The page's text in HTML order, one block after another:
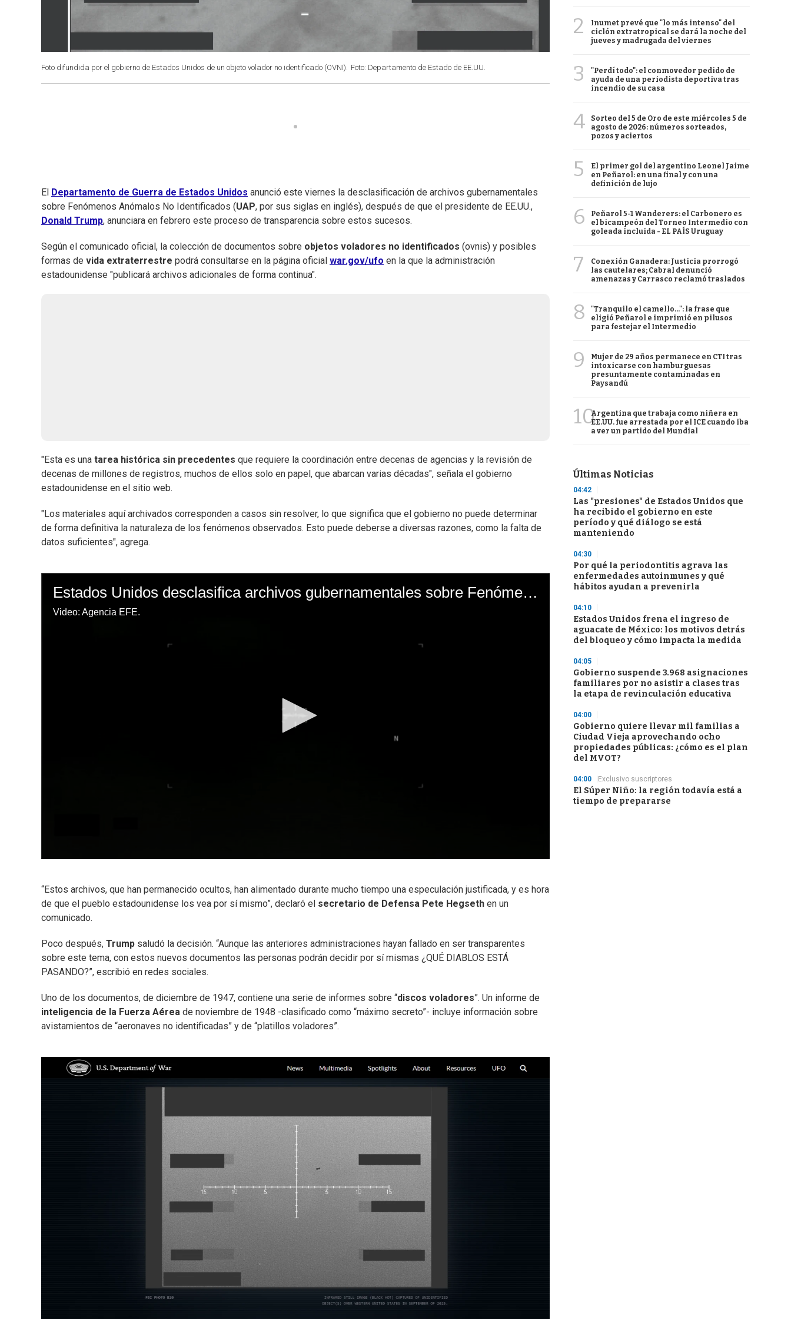
Foto difundida por el gobierno de Estados Unidos de un objeto volador no identificado (OVNI). Foto: Departamento de Estado de EE.UU.
El Departamento de Guerra de Estados Unidos anunció este viernes la desclasificación de archivos gubernamentales
sobre Fenómenos Anómalos No Identificados (UAP, por sus siglas en inglés), después de que el presidente de EE.UU.,
Donald Trump, anunciara en febrero este proceso de transparencia sobre estos sucesos.
Según el comunicado oficial, la colección de documentos sobre objetos voladores no identificados (ovnis) y posibles
formas de vida extraterrestre podrá consultarse en la página oficial war.gov/ufo en la que la administración
estadounidense "publicará archivos adicionales de forma continua".
"Esta es una tarea histórica sin precedentes que requiere la coordinación entre decenas de agencias y la revisión de
decenas de millones de registros, muchos de ellos solo en papel, que abarcan varias décadas", señala el gobierno
estadounidense en el sitio web.
"Los materiales aquí archivados corresponden a casos sin resolver, lo que significa que el gobierno no puede determinar
de forma definitiva la naturaleza de los fenómenos observados. Esto puede deberse a diversas razones, como la falta de
datos suficientes", agrega.
“Estos archivos, que han permanecido ocultos, han alimentado durante mucho tiempo una especulación justificada, y es hora
de que el pueblo estadounidense los vea por sí mismo”, declaró el secretario de Defensa Pete Hegseth en un
comunicado.
Poco después, Trump saludó la decisión. “Aunque las anteriores administraciones hayan fallado en ser transparentes
sobre este tema, con estos nuevos documentos las personas podrán decidir por sí mismas ¿QUÉ DIABLOS ESTÁ
PASANDO?”, escribió en redes sociales.
Uno de los documentos, de diciembre de 1947, contiene una serie de informes sobre “discos voladores”. Un informe de
inteligencia de la Fuerza Aérea de noviembre de 1948 -clasificado como “máximo secreto”- incluye información sobre
avistamientos de “aeronaves no identificadas” y de “platillos voladores”.
2
Inumet prevé que "lo más intenso" del
ciclón extratropical se dará la noche del
jueves y madrugada del viernes
3
"Perdí todo": el conmovedor pedido de
ayuda de una periodista deportiva tras
incendio de su casa
4
Sorteo del 5 de Oro de este miércoles 5 de
agosto de 2026: números sorteados,
pozos y aciertos
5
El primer gol del argentino Leonel Jaime
en Peñarol: en una final y con una
definición de lujo
6
Peñarol 5-1 Wanderers: el Carbonero es
el bicampeón del Torneo Intermedio con
goleada incluida - EL PAÍS Uruguay
7
Conexión Ganadera: Justicia prorrogó
las cautelares; Cabral denunció
amenazas y Carrasco reclamó traslados
8
"Tranquilo el camello...": la frase que
eligió Peñarol e imprimió en pilusos
para festejar el Intermedio
9
Mujer de 29 años permanece en CTI tras
intoxicarse con hamburguesas
presuntamente contaminadas en
Paysandú
10Argentina que trabaja como niñera en
EE.UU. fue arrestada por el ICE cuando iba
a ver un partido del Mundial
Últimas Noticias
04:42
Las "presiones" de Estados Unidos que
ha recibido el gobierno en este
período y qué diálogo se está
manteniendo
04:30
Por qué la periodontitis agrava las
enfermedades autoinmunes y qué
hábitos ayudan a prevenirla
04:10
Estados Unidos frena el ingreso de
aguacate de México: los motivos detrás
del bloqueo y cómo impacta la medida
04:05
Gobierno suspende 3.968 asignaciones
familiares por no asistir a clases tras
la etapa de revinculación educativa
04:00
Gobierno quiere llevar mil familias a
Ciudad Vieja aprovechando ocho
propiedades públicas: ¿cómo es el plan
del MVOT?
04:00 Exclusivo suscriptores
El Súper Niño: la región todavía está a
tiempo de prepararse